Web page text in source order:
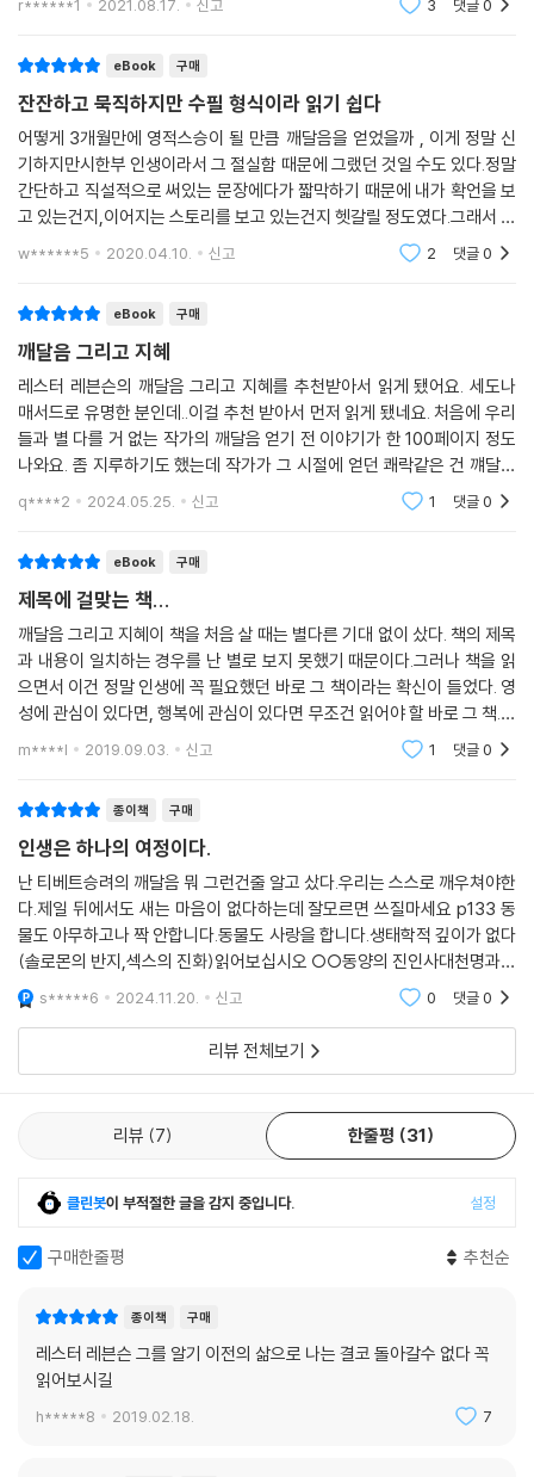
r******1 2021.08.17. 신고 3 댓글0
eBook 구매
잔잔하고 묵직하지만 수필 형식이라 읽기 쉽다
어떻게 3개월만에 영적스승이 될 만큼 깨달음을 얻었을까 , 이게 정말 신
기하지만시한부 인생이라서 그 절실함 때문에 그랬던 것일 수도 있다.정말
간단하고 직설적으로 써있는 문장에다가 짧막하기 때문에 내가 확언을 보
고 있는건지,이어지는 스토리를 보고 있는건지 헷갈릴 정도였다.그래서 뒤
로 갈 수록 잠시 집중력이 흐트러지기도 했지만, 정신을 부여잡고 내용 흡
w******5 2020.04.10. 신고 2 댓글0
eBook 구매
깨달음 그리고 지혜
레스터 레븐슨의 깨달음 그리고 지혜를 추천받아서 읽게 됐어요. 세도나
매서드로 유명한 분인데..이걸 추천 받아서 먼저 읽게 됐네요. 처음에 우리
들과 별 다를 거 없는 작가의 깨달음 얻기 전 이야기가 한 100페이지 정도
나와요. 좀 지루하기도 했는데 작가가 그 시절에 얻던 쾌락같은 건 꺠달음
얻은 뒤 느끼는 더 큰 환희에 비하면 별 거 아니란 말이 참 부럽고 그랬네
요.
q****2 2024.05.25. 신고 1 댓글0
eBook 구매
제목에 걸맞는 책...
깨달음 그리고 지혜이 책을 처음 살 때는 별다른 기대 없이 샀다. 책의 제목
과 내용이 일치하는 경우를 난 별로 보지 못했기 때문이다.그러나 책을 읽
으면서 이건 정말 인생에 꼭 필요했던 바로 그 책이라는 확신이 들었다. 영
성에 관심이 있다면, 행복에 관심이 있다면 무조건 읽어야 할 바로 그 책.명
문이 너무나도 많아 수없이 하이라이트 표시를 했지만... 인상깊은 문구를
m****l 2019.09.03. 신고 1 댓글0
종이책 구매
인생은 하나의 여정이다.
난 티베트승려의 깨달음 뭐 그런건줄 알고 샀다.우리는 스스로 깨우쳐야한
다.제일 뒤에서도 새는 마음이 없다하는데 잘모르면 쓰질마세요 p133 동
물도 아무하고나 짝 안합니다.동물도 사랑을 합니다.생태학적 깊이가 없다
(솔로몬의 반지,섹스의 진화)읽어보십시오 ○○동양의 진인사대천명과도
일맥상통하는 면이 있다.내안에 무한한 길이 있다. 자아를 내려놓고 맡기
면 모든 것이 내게로
s*****6 2024.11.20. 신고 0 댓글0
리뷰 전체보기
리뷰 7 한줄평 31
클린봇이 부적절한 글을 감지 중입니다. 설정
구매한줄평 추천순
종이책 구매
레스터 레븐슨 그를 알기 이전의 삶으로 나는 결코 돌아갈수 없다 꼭
읽어보시길
h*****8 2019.02.18. 7